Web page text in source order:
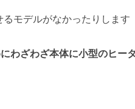
モデルがなかったりします
わざわざ本体に小型のヒー